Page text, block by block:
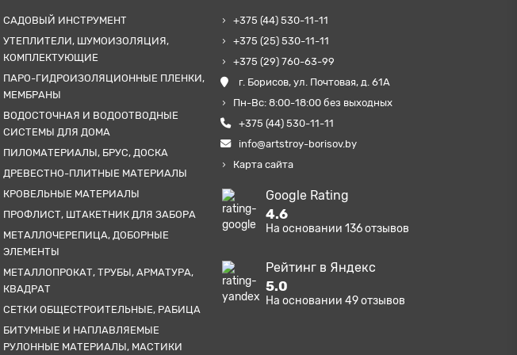
САДОВЫЙ ИНСТРУМЕНТ
УТЕПЛИТЕЛИ, ШУМОИЗОЛЯЦИЯ,
КОМПЛЕКТУЮЩИЕ
ПАРО-ГИДРОИЗОЛЯЦИОННЫЕ ПЛЕНКИ,
МЕМБРАНЫ
ВОДОСТОЧНАЯ И ВОДООТВОДНЫЕ
СИСТЕМЫ ДЛЯ ДОМА
ПИЛОМАТЕРИАЛЫ, БРУС, ДОСКА
ДРЕВЕСТНО-ПЛИТНЫЕ МАТЕРИАЛЫ
КРОВЕЛЬНЫЕ МАТЕРИАЛЫ
ПРОФЛИСТ, ШТАКЕТНИК ДЛЯ ЗАБОРА
МЕТАЛЛОЧЕРЕПИЦА, ДОБОРНЫЕ
ЭЛЕМЕНТЫ
МЕТАЛЛОПРОКАТ, ТРУБЫ, АРМАТУРА,
КВАДРАТ
СЕТКИ ОБЩЕСТРОИТЕЛЬНЫЕ, РАБИЦА
БИТУМНЫЕ И НАПЛАВЛЯЕМЫЕ
РУЛОННЫЕ МАТЕРИАЛЫ, МАСТИКИ
+375 (44) 530-11-11
+375 (25) 530-11-11
+375 (29) 760-63-99
г. Борисов, ул. Почтовая, д. 61А
Пн-Вс: 8:00-18:00 без выходных
+375 (44) 530-11-11
info@artstroy-borisov.by
Карта сайта
Google Rating
4.6
На основании 136отзывов
Рейтинг в Яндекс
5.0
На основании 49отзывов